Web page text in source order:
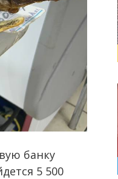
банку
5 500